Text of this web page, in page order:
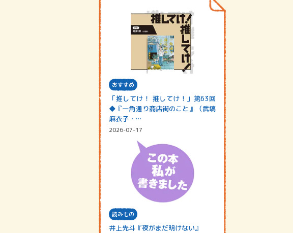
おすすめ
「推してけ！ 推してけ！」第63回
◆『一角通り商店街のこと』（武塙
麻衣子・…
2026-07-17
読みもの
井上先斗『夜がまだ明けない』